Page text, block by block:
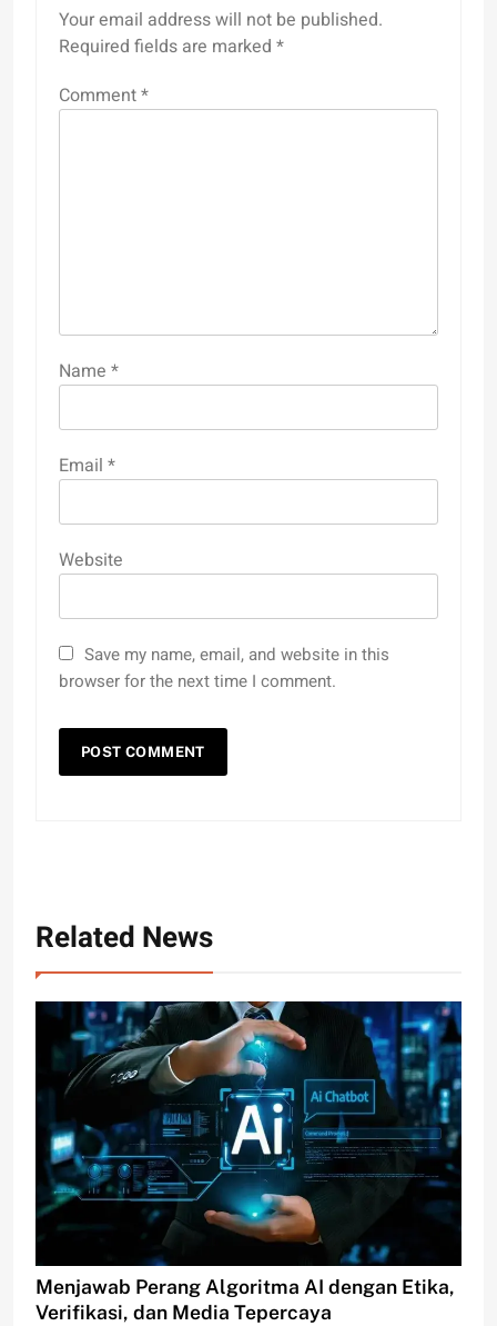
Your email address will not be published.
Required fields are marked *
Comment*
Name *
Email *
Website
Save my name, email, and website in this
browser for the next time I comment.
Related News
Menjawab Perang Algoritma AI dengan Etika,
Verifikasi, dan Media Tepercaya